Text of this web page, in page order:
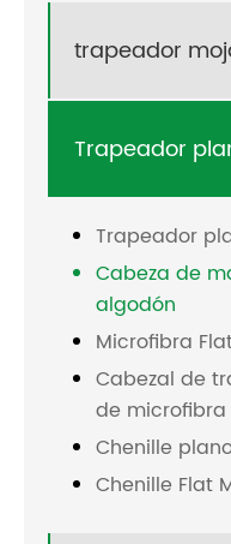
trapeador
Trapeador
Trapeador
Cabeza de
algodón
Microfibra
Cabezal de
de microfibra
Chenille
Chenille Flat